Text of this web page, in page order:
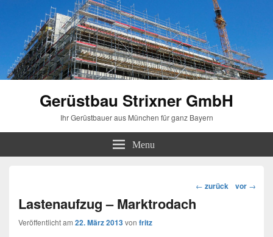
Gerüstbau Strixner GmbH
Ihr Gerüstbauer aus München für ganz Bayern
Menu
Beitragsnavigation
← zurück vor →
Lastenaufzug – Marktrodach
Veröffentlicht am 22. März 2013von fritz